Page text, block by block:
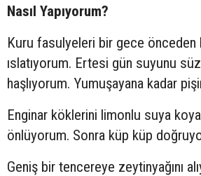
Nasıl Yapıyorum?
Kuru fasulyeleri bir gece
ıslatıyorum. Ertesi gün suyunu
haşlıyorum. Yumuşayana kadar
Enginar köklerini limonlu suya
önlüyorum. Sonra küp küp
Geniş bir tencereye zeytinyağını